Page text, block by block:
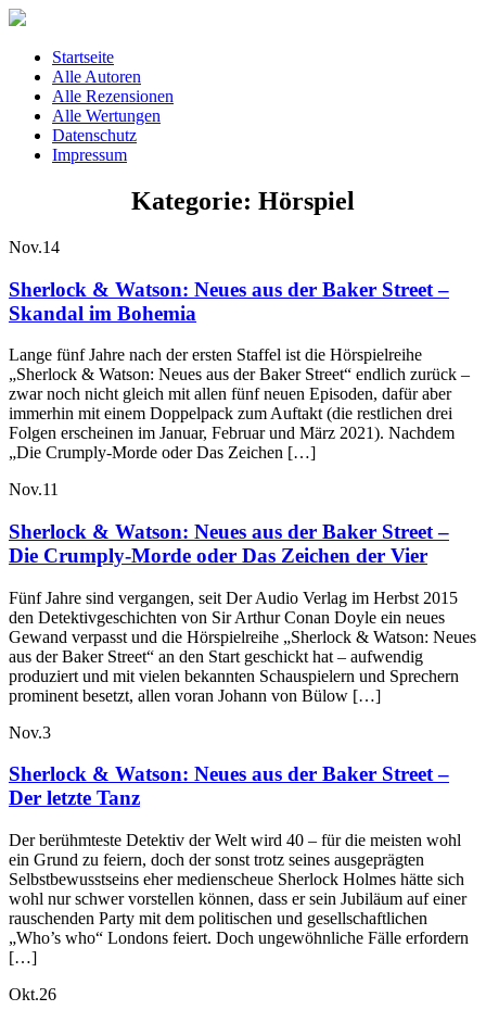
Startseite
Alle Autoren
Alle Rezensionen
Alle Wertungen
Datenschutz
Impressum
Kategorie: Hörspiel
Nov.14
Sherlock & Watson: Neues aus der Baker Street –
Skandal im Bohemia
Lange fünf Jahre nach der ersten Staffel ist die Hörspielreihe
„Sherlock & Watson: Neues aus der Baker Street“ endlich zurück –
zwar noch nicht gleich mit allen fünf neuen Episoden, dafür aber
immerhin mit einem Doppelpack zum Auftakt (die restlichen drei
Folgen erscheinen im Januar, Februar und März 2021). Nachdem
„Die Crumply-Morde oder Das Zeichen […]
Nov.11
Sherlock & Watson: Neues aus der Baker Street –
Die Crumply-Morde oder Das Zeichen der Vier
Fünf Jahre sind vergangen, seit Der Audio Verlag im Herbst 2015
den Detektivgeschichten von Sir Arthur Conan Doyle ein neues
Gewand verpasst und die Hörspielreihe „Sherlock & Watson: Neues
aus der Baker Street“ an den Start geschickt hat – aufwendig
produziert und mit vielen bekannten Schauspielern und Sprechern
prominent besetzt, allen voran Johann von Bülow […]
Nov.3
Sherlock & Watson: Neues aus der Baker Street –
Der letzte Tanz
Der berühmteste Detektiv der Welt wird 40 – für die meisten wohl
ein Grund zu feiern, doch der sonst trotz seines ausgeprägten
Selbstbewusstseins eher medienscheue Sherlock Holmes hätte sich
wohl nur schwer vorstellen können, dass er sein Jubiläum auf einer
rauschenden Party mit dem politischen und gesellschaftlichen
„Who’s who“ Londons feiert. Doch ungewöhnliche Fälle erfordern
[…]
Okt.26